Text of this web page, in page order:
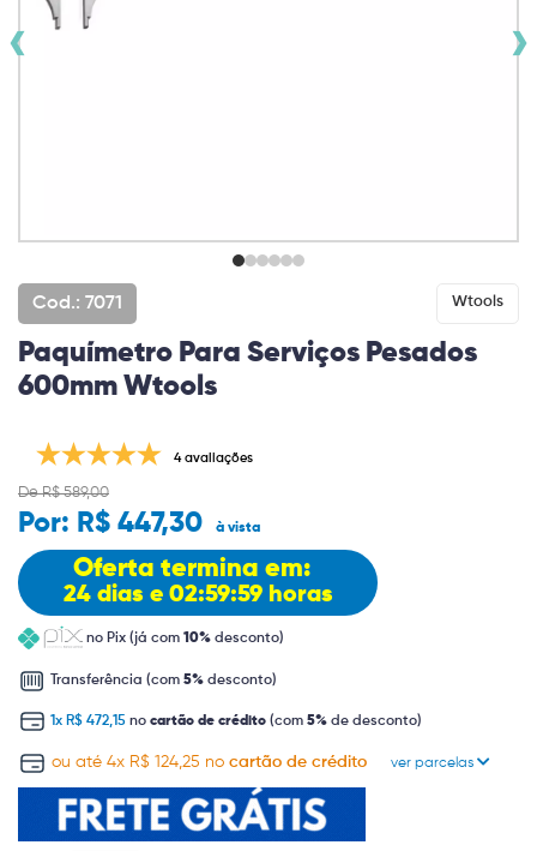
‹ ›
Cod.: 7071 Wtools
Paquímetro Para Serviços Pesados
600mm Wtools
4 avaliações
De R$ 589,00
Por: R$ 447,30 à vista
Oferta termina em:
24 dias e 02:59:58 horas
no Pix (já com 10% desconto)
Transferência (com 5% desconto)
1x R$ 472,15 no cartão de crédito (com 5% de desconto)
ou até 4x R$ 124,25 no cartão de crédito ver parcelas